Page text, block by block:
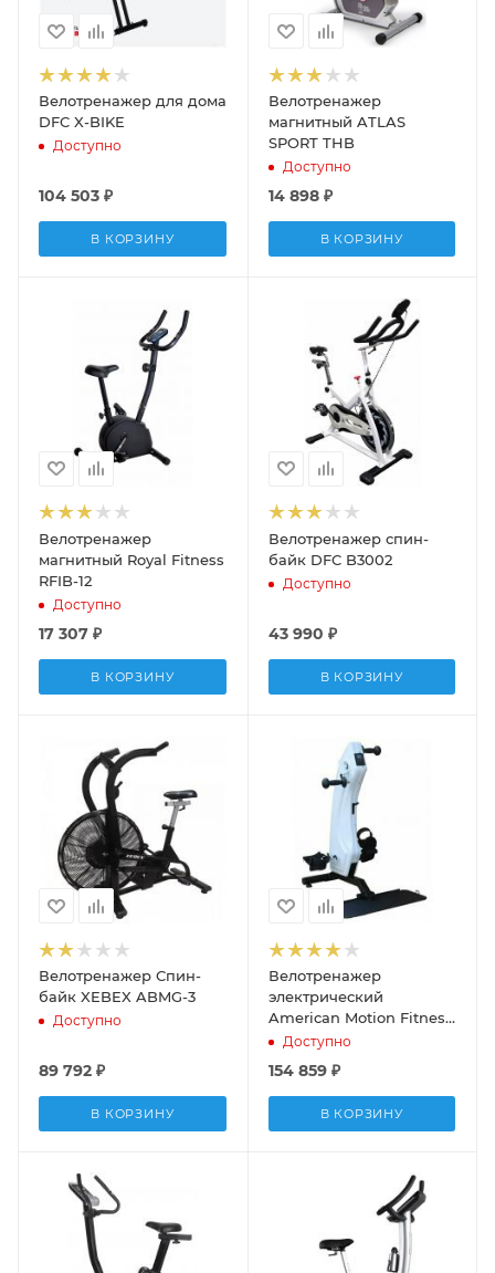
Велотренажер для дома
DFC X-BIKE
Доступно
104 503 ₽
В КОРЗИНУ
Велотренажер
магнитный ATLAS
SPORT THB
Доступно
14 898₽
В КОРЗИНУ
Велотренажер
магнитный Royal Fitness
RFIB-12
Доступно
17 307 ₽
В КОРЗИНУ
Велотренажер спин-
байк DFC B3002
Доступно
43 990 ₽
В КОРЗИНУ
Велотренажер Спин-
байк XEBEX ABMG-3
Доступно
89 792 ₽
В КОРЗИНУ
Велотренажер
электрический
American Motion Fitness
R9080
Доступно
154 859₽
В КОРЗИНУ